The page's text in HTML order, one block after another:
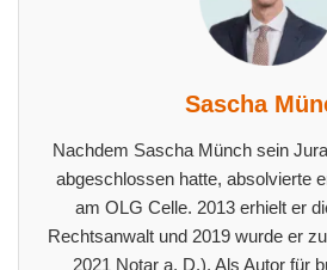
Sascha
Nachdem Sascha Münch sein
abgeschlossen hatte, absolvierte
am OLG Celle. 2013 erhielt er
Rechtsanwalt und 2019 wurde er
2021 Notar a. D.). Als Autor für